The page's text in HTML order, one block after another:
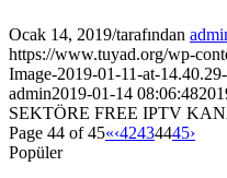
Ocak 14, 2019/tarafından
https://www.tuyad.org/wp-
Image-2019-01-11-at-
admin2019-01-14 08:06:48
SEKTÖRE FREE IPTV
Page 44 of 45«‹42434445›
Popüler